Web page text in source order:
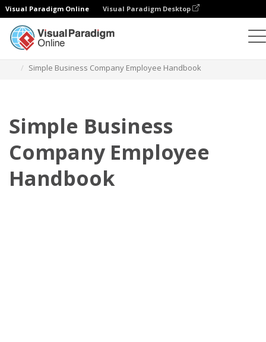
Visual Paradigm Online Visual Paradigm Desktop
Simple Business Company Employee Handbook
Simple Business
Company Employee
Handbook